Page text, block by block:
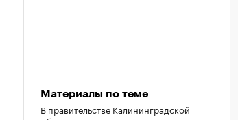
Материалы по теме
В правительстве Калининградской